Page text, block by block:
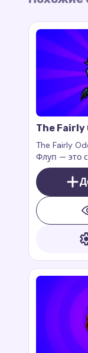
The Fairly
Cursor
The Fairly
Флуп — это
который
браузеру